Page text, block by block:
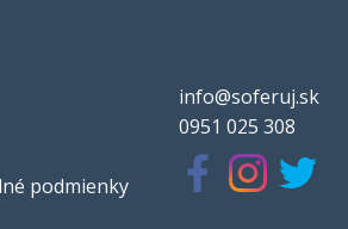
podmienky
info@soferuj.sk
0951 025 308